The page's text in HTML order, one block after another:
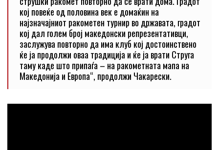
кој повеќе од половина век е домаќин на
најзначајниот ракометен турнир во државата, градот
кој дал голем број македонски репрезентативци,
заслужува повторно да има клуб кој достоинствено
ќе ја продолжи оваа традиција и ќе ја врати Струга
таму каде што припаѓа – на ракометната мапа на
Македонија и Европа“, продолжи Чакарески.